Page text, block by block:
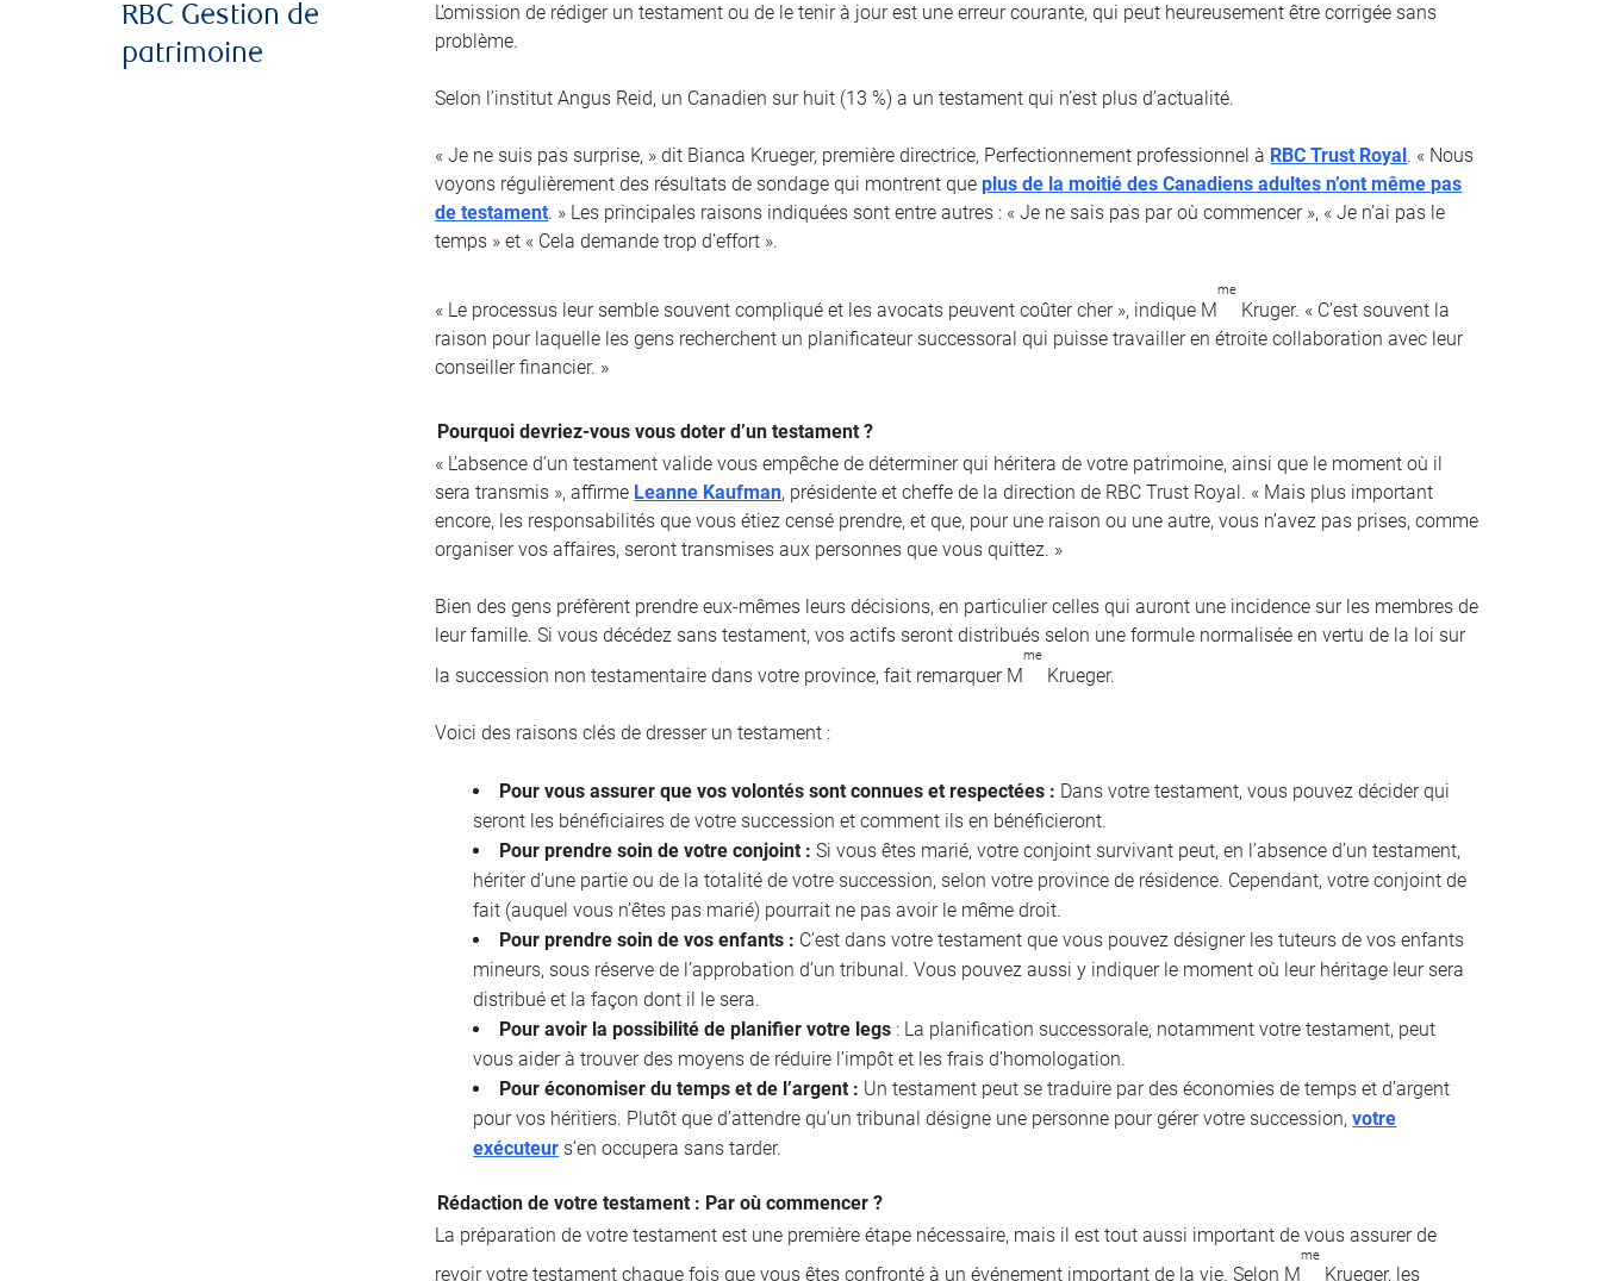
RBC Gestion de
patrimoine
L’omission de rédiger un testament ou de le tenir à jour est une erreur courante, qui peut heureusement être corrigée sans
problème.
Selon l’institut Angus Reid, un Canadien sur huit (13 %) a un testament qui n’est plus d’actualité.
« Je ne suis pas surprise, » dit Bianca Krueger, première directrice, Perfectionnement professionnel à RBC Trust Royal. « Nous
voyons régulièrement des résultats de sondage qui montrent queplus de la moitié des Canadiens adultes n’ont même pas
de testament. » Les principales raisons indiquées sont entre autres : « Je ne sais pas par où commencer », « Je n’ai pas le
temps » et « Cela demande trop d’effort ».
« Le processus leur semble souvent compliqué et les avocats peuvent coûter cher », indique M
me
Kruger. « C’est souvent la
raison pour laquelle les gens recherchent un planificateur successoral qui puisse travailler en étroite collaboration avec leur
conseiller financier. »
Pourquoi devriez-vous vous doter d’un testament ?
« L’absence d’un testament valide vous empêche de déterminer qui héritera de votre patrimoine, ainsi que le moment où il
sera transmis », affirme Leanne Kaufman, présidente et cheffe de la direction de RBC Trust Royal. « Mais plus important
encore, les responsabilités que vous étiez censé prendre, et que, pour une raison ou une autre, vous n’avez pas prises, comme
organiser vos affaires, seront transmises aux personnes que vous quittez. »
Bien des gens préfèrent prendre eux-mêmes leurs décisions, en particulier celles qui auront une incidence sur les membres de
leur famille. Si vous décédez sans testament, vos actifs seront distribués selon une formule normalisée en vertu de la loi sur
la succession non testamentaire dans votre province, fait remarquer M
me
Krueger.
Voici des raisons clés de dresser un testament :
Pour vous assurer que vos volontés sont connues et respectées : Dans votre testament, vous pouvez décider qui
seront les bénéficiaires de votre succession et comment ils en bénéficieront.
Pour prendre soin de votre conjoint : Si vous êtes marié, votre conjoint survivant peut, en l’absence d’un testament,
hériter d’une partie ou de la totalité de votre succession, selon votre province de résidence. Cependant, votre conjoint de
fait (auquel vous n’êtes pas marié) pourrait ne pas avoir le même droit.
Pour prendre soin de vos enfants : C’est dans votre testament que vous pouvez désigner les tuteurs de vos enfants
mineurs, sous réserve de l’approbation d’un tribunal. Vous pouvez aussi y indiquer le moment où leur héritage leur sera
distribué et la façon dont il le sera.
Pour avoir la possibilité de planifier votre legs : La planification successorale, notamment votre testament, peut
vous aider à trouver des moyens de réduire l’impôt et les frais d’homologation.
Pour économiser du temps et de l’argent : Un testament peut se traduire par des économies de temps et d’argent
pour vos héritiers. Plutôt que d’attendre qu’un tribunal désigne une personne pour gérer votre succession,votre
exécuteur s’en occupera sans tarder.
Rédaction de votre testament : Par où commencer ?
La préparation de votre testament est une première étape nécessaire, mais il est tout aussi important de vous assurer de
revoir votre testament chaque fois que vous êtes confronté à un événement important de la vie. Selon M
me
Krueger, les